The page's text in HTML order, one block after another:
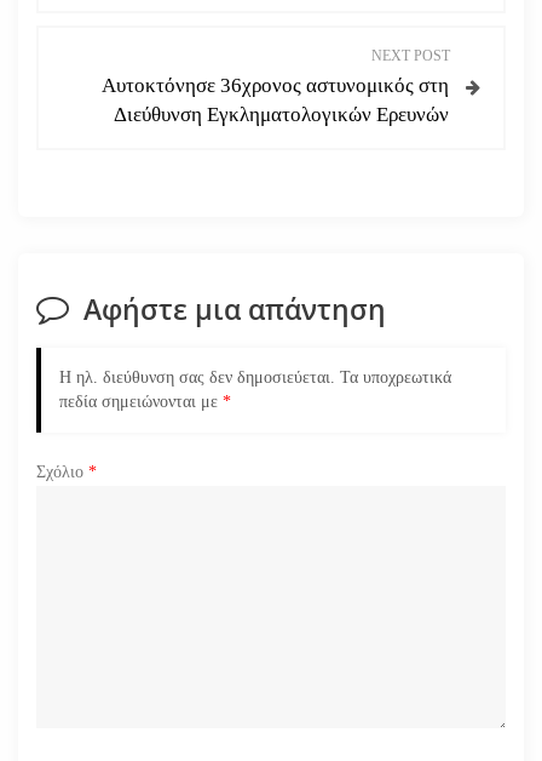
η
ά
θ
NEXT POST
Αυτοκτόνησε 36χρονος αστυνομικός στη
Διεύθυνση Εγκληματολογικών Ερευνών
Αφήστε μια απάντηση
Η ηλ. διεύθυνση σας δεν δημοσιεύεται. Τα υποχρεωτικά
πεδία σημειώνονται με *
Σχόλιο *